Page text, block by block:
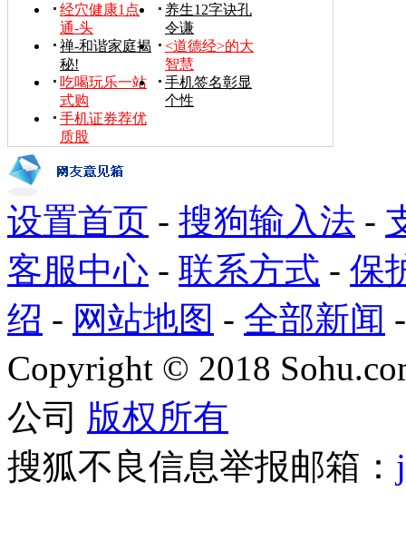
经穴健康1点
通-头
养生12字诀孔
令谦
禅-和谐家庭揭
秘!
<道德经>的大
智慧
吃喝玩乐一站
式购
手机签名彰显
个性
手机证券荐优
质股
设置首页 - 搜狗输入法 -
客服中心 - 联系方式 - 保
绍 - 网站地图 - 全部新闻
Copyright © 2018
公司 版权所有
搜狐不良信息举报邮箱：